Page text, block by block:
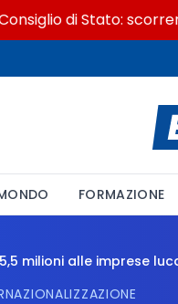
di Stato:
FORMAZIONE
milioni alle imprese